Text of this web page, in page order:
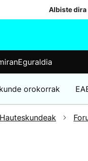
Albiste dira
Eguraldia
orokorrak
Hauteskundeak